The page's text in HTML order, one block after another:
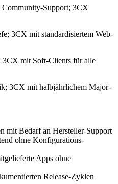
Community-Support; 3CX
3CX mit standardisiertem Web-
3CX mit Soft-Clients für alle
3CX mit halbjährlichem Major-
mit Bedarf an Hersteller-Support
ohne Konfigurations-
Apps ohne
Release-Zyklen